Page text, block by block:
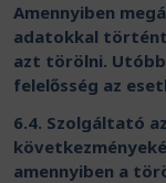
Amennyiben
adatokkal
azt törölni.
felelősség az
6.4. Szolgáltató
amennyiben a